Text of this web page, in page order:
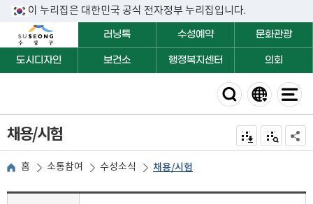
이 누리집은 대한민국 공식 전자정부 누리집입니다.
러닝톡
수성예약 문화관광
도시디자인 보건소 행정복지센터 의회
채용/시험 전자점자 내려받기
점자미리 보
공유
홈 소통참여 수성소식 채용/시험